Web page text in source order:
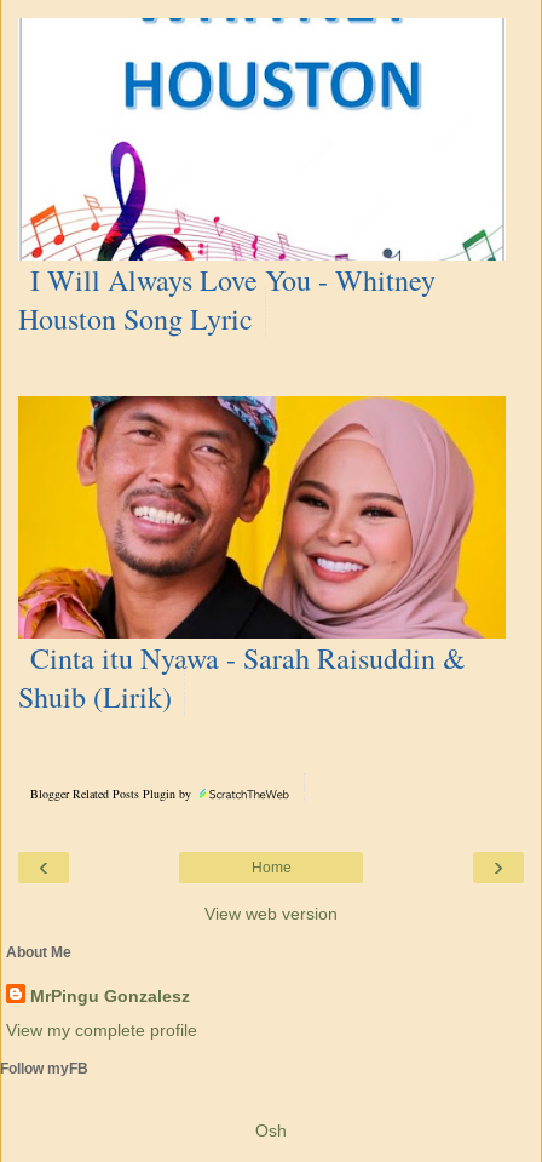
I Will Always Love You - Whitney
Houston Song Lyric
Cinta itu Nyawa - Sarah Raisuddin &
Shuib (Lirik)
Blogger Related Posts Plugin by
‹ ›
Home
View web version
About Me
MrPingu Gonzalesz
View my complete profile
Follow myFB
Osh